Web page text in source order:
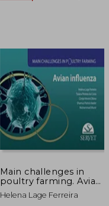
45%
Main challenges in
poultry farming. Avian
influenza
Helena Lage Ferreira